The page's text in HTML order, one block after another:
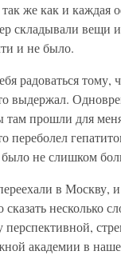
же как и каждая
складывали вещи
и не было.
радоваться
выдержал.
там прошли для
переболел
не слишком
в Москву, и
несколько
академии в